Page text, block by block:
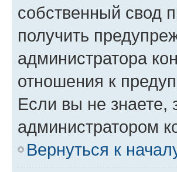
собственный свод
получить
администратора
отношения к
Если вы не знаете,
администратором
Вернуться к